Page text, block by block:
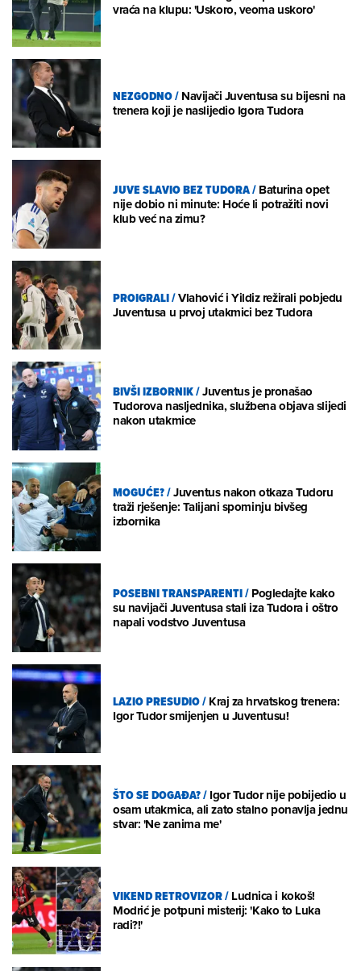
vraća na klupu: 'Uskoro, veoma uskoro'
NEZGODNO/Navijači Juventusa su bijesni na
trenera koji je naslijedio Igora Tudora
JUVE SLAVIO BEZ TUDORA/Baturina opet
nije dobio ni minute: Hoće li potražiti novi
klub već na zimu?
PROIGRALI/Vlahović i Yildiz režirali pobjedu
Juventusa u prvoj utakmici bez Tudora
BIVŠI IZBORNIK/Juventus je pronašao
Tudorova nasljednika, službena objava slijedi
nakon utakmice
MOGUĆE?/Juventus nakon otkaza Tudoru
traži rješenje: Talijani spominju bivšeg
izbornika
POSEBNI TRANSPARENTI/Pogledajte kako
su navijači Juventusa stali iza Tudora i oštro
napali vodstvo Juventusa
LAZIO PRESUDIO/Kraj za hrvatskog trenera:
Igor Tudor smijenjen u Juventusu!
ŠTO SE DOGAĐA?/Igor Tudor nije pobijedio u
osam utakmica, ali zato stalno ponavlja jednu
stvar: 'Ne zanima me'
VIKEND RETROVIZOR/Ludnica i kokoš!
Modrić je potpuni misterij: 'Kako to Luka
radi?!'